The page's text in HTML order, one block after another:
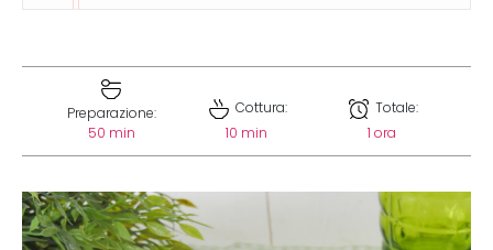
Preparazione:
50 min
Cottura:
10 min
Totale:
1 ora